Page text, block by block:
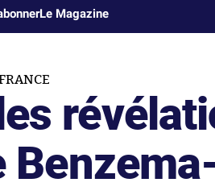
Le Magazine